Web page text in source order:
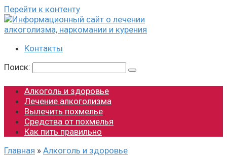
Перейти к контенту
Контакты
Поиск:
Алкоголь и здоровье
Лечение алкоголизма
Вылечить похмелье
Средства от похмелья
Как пить правильно
Главная » Алкоголь и здоровье